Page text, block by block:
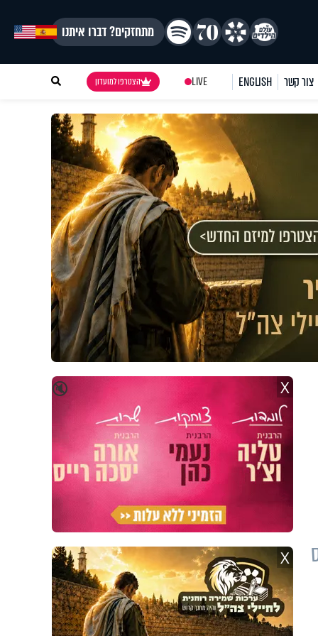
מתחזקים? דברו איתנו
צור קשר ENGLISH
LIVE הצטרפו למועדון
🔇 X
X